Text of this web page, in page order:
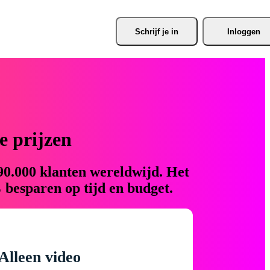
Schrijf je in Inloggen
prijzen
klanten wereldwijd. Het
op tijd en budget.
video